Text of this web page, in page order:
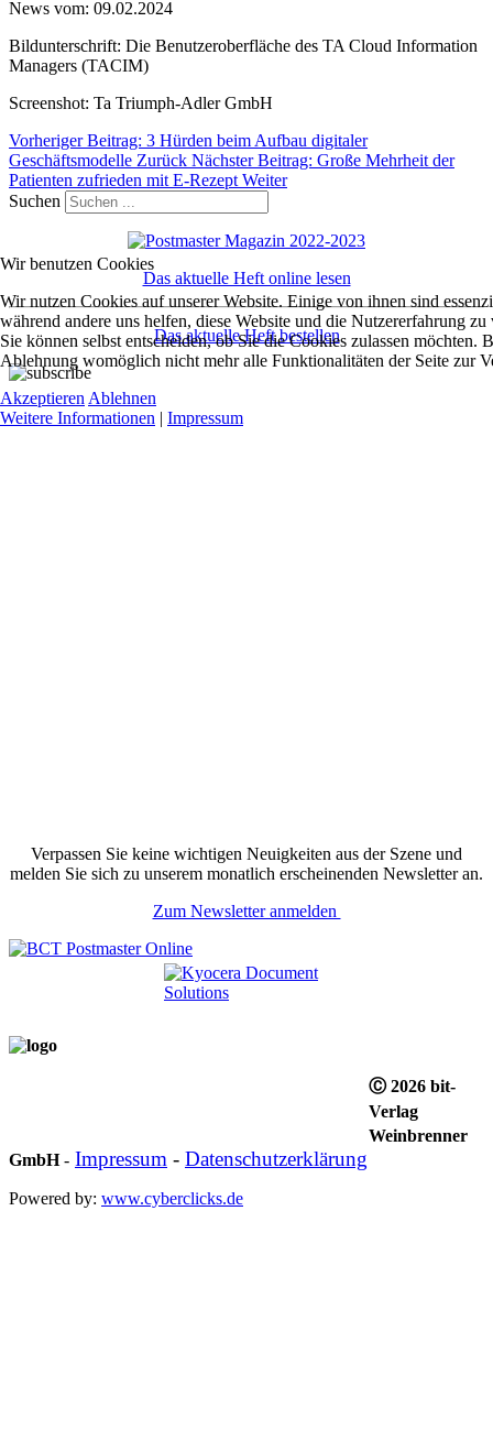
News vom: 09.02.2024
Bildunterschrift: Die Benutzeroberfläche des TA Cloud Information
Managers (TACIM)
Screenshot: Ta Triumph-Adler GmbH
Vorheriger Beitrag: 3 Hürden beim Aufbau digitaler
Geschäftsmodelle Zurück Nächster Beitrag: Große Mehrheit der
Patienten zufrieden mit E-Rezept Weiter
Suchen
Das aktuelle Heft online lesen
Das aktuelle Heft bestellen
Verpassen Sie keine wichtigen Neuigkeiten aus der Szene und
melden Sie sich zu unserem monatlich erscheinenden Newsletter an.
Zum Newsletter anmelden
Ⓒ 2026 bit-
Verlag
Weinbrenner
GmbH- Impressum - Datenschutzerklärung
Powered by: www.cyberclicks.de
Wir benutzen Cookies
Wir nutzen Cookies auf unserer Website. Einige von ihnen sind
während andere uns helfen, diese Website und die Nutzererfahrung
Sie können selbst entscheiden, ob Sie die Cookies zulassen möchten.
Ablehnung womöglich nicht mehr alle Funktionalitäten der Seite zur
Akzeptieren Ablehnen
Weitere Informationen | Impressum